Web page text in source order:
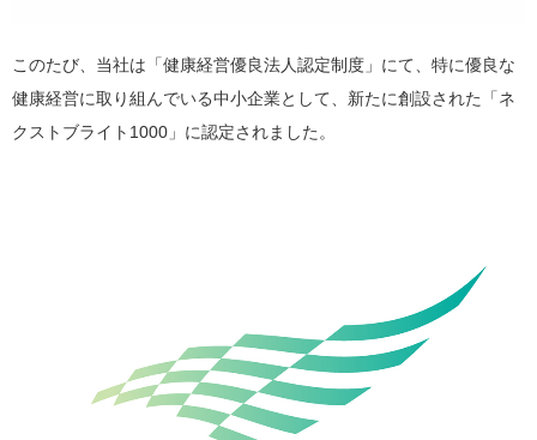
このたび、当社は「健康経営優良法人認定制度」にて、特に優良な
健康経営に取り組んでいる中小企業として、新たに創設された「ネ
クストブライト1000」に認定されました。